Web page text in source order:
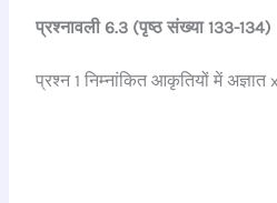
प्रश्नावली 6.3 (पृष्ठ संख्या 133-134)
प्रश्न 1 निम्नांकित आकृतियों में अज्ञात